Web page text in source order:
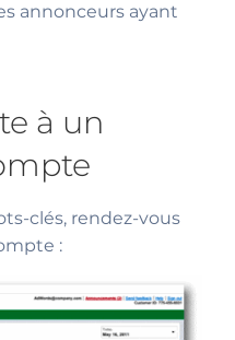
annonceurs ayant
à un
clés, rendez-vous
: